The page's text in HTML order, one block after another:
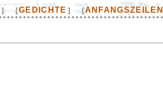
] [GEDICHTE ] [ANFANGSZEILEN